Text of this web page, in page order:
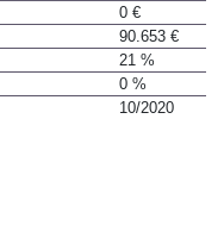
0 €
90.653 €
21 %
0 %
10/2020